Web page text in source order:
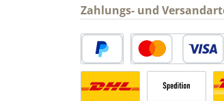
Zahlungs- und
PayPal Kredit- oder